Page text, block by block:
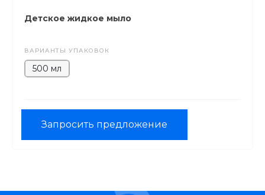
Детское жидкое мыло
ВАРИАНТЫ УПАКОВОК
500 мл
Запросить предложение